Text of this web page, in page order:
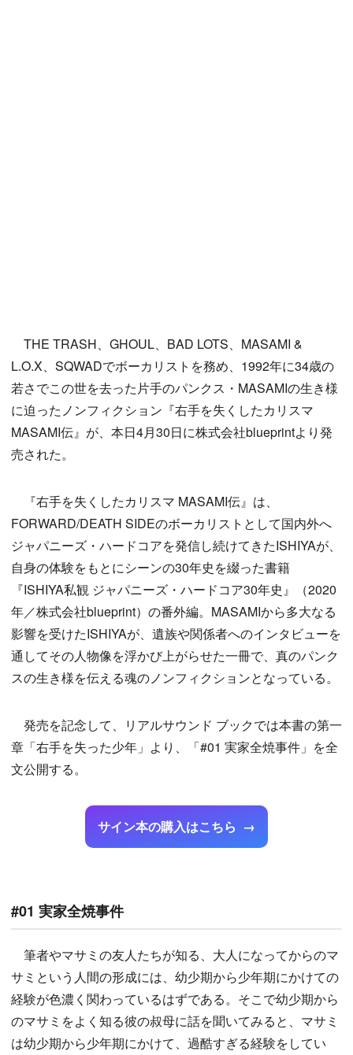
THE TRASH、GHOUL、BAD LOTS、MASAMI &
L.O.X、SQWADでボーカリストを務め、1992年に34歳の
若さでこの世を去った片手のパンクス・MASAMIの生き様
に迫ったノンフィクション『右手を失くしたカリスマ
MASAMI伝』が、本日4月30日に株式会社blueprintより発
売された。
『右手を失くしたカリスマ MASAMI伝』は、
FORWARD/DEATH SIDEのボーカリストとして国内外へ
ジャパニーズ・ハードコアを発信し続けてきたISHIYAが、
自身の体験をもとにシーンの30年史を綴った書籍
『ISHIYA私観 ジャパニーズ・ハードコア30年史』（2020
年／株式会社blueprint）の番外編。MASAMIから多大なる
影響を受けたISHIYAが、遺族や関係者へのインタビューを
通してその人物像を浮かび上がらせた一冊で、真のパンク
スの生き様を伝える魂のノンフィクションとなっている。
発売を記念して、リアルサウンド ブックでは本書の第一
章「右手を失った少年」より、「#01 実家全焼事件」を全
文公開する。
サイン本の購入はこちら
#01 実家全焼事件
筆者やマサミの友人たちが知る、大人になってからのマ
サミという人間の形成には、幼少期から少年期にかけての
経験が色濃く関わっているはずである。そこで幼少期から
のマサミをよく知る彼の叔母に話を聞いてみると、マサミ
は幼少期から少年期にかけて、過酷すぎる経験をしてい